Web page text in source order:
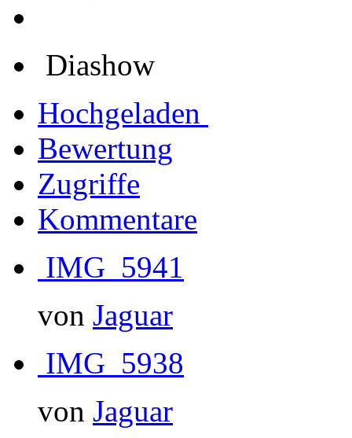
Diashow
Hochgeladen
Bewertung
Zugriffe
Kommentare
IMG_5941
von Jaguar
IMG_5938
von Jaguar